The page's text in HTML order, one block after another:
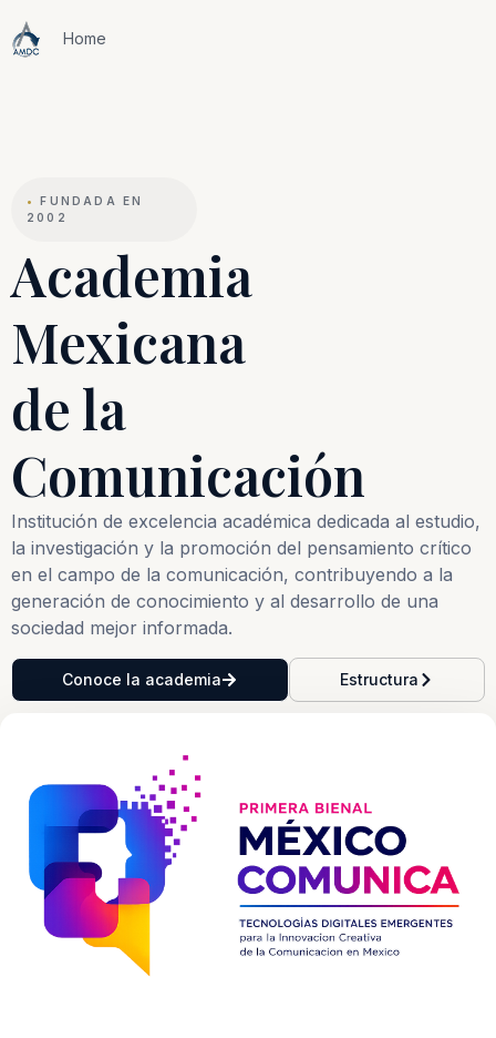
Home
•
FUNDADA EN
2002
Academia
Mexicana
de la
Comunicación
Institución de excelencia académica dedicada al estudio,
la investigación y la promoción del pensamiento crítico
en el campo de la comunicación, contribuyendo a la
generación de conocimiento y al desarrollo de una
sociedad mejor informada.
Conoce la academia Estructura